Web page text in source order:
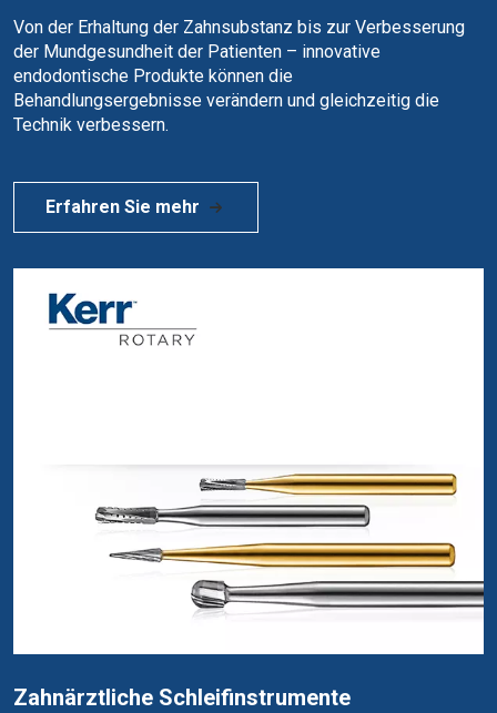
Von der Erhaltung der Zahnsubstanz bis zur Verbesserung
der Mundgesundheit der Patienten – innovative
endodontische Produkte können die
Behandlungsergebnisse verändern und gleichzeitig die
Technik verbessern.
Erfahren Sie mehr
Zahnärztliche Schleifinstrumente